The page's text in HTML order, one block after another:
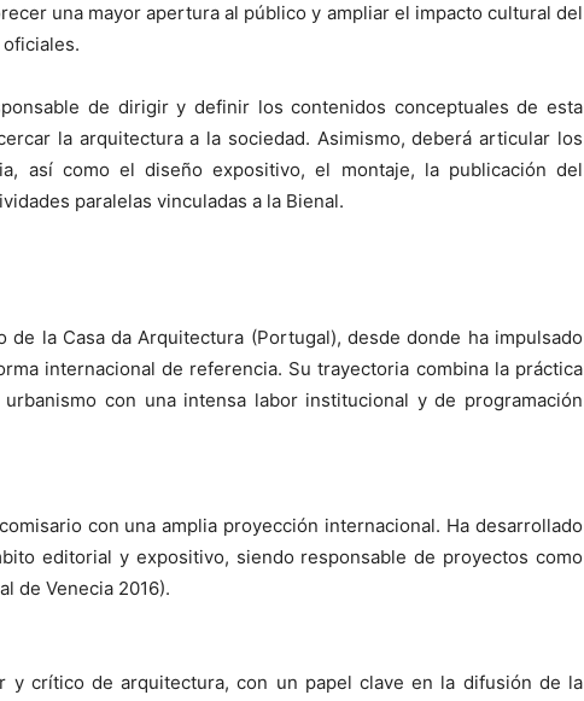
una mayor apertura al público y ampliar el impacto cultural del
de dirigir y definir los contenidos conceptuales de esta
la arquitectura a la sociedad. Asimismo, deberá articular los
así como el diseño expositivo, el montaje, la publicación del
paralelas vinculadas a la Bienal.
la Casa da Arquitectura (Portugal), desde donde ha impulsado
internacional de referencia. Su trayectoria combina la práctica
con una intensa labor institucional y de programación
con una amplia proyección internacional. Ha desarrollado
editorial y expositivo, siendo responsable de proyectos como
de Venecia 2016).
y crítico de arquitectura, con un papel clave en la difusión de la